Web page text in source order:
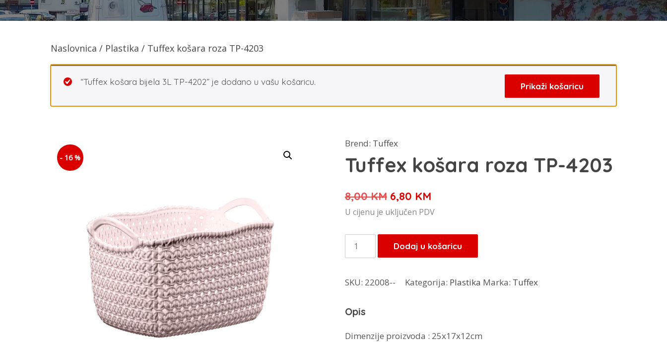
Naslovnica / Plastika / Tuffex košara roza TP-4203
“Tuffex košara bijela 3L TP-4202” je dodano u vašu košaricu. Prikaži košaricu
- 16 %
Brend: Tuffex
Tuffex košara roza TP-4203
8,00KM Izvorna
cijena
je:
8,00 KM.
6,80 KMTrenutna
cijena
6,80 KM.
U cijenu je uključen PDV
Tuffex
košara
TP-
količina
Dodaj u košaricu
SKU: 22008-- Kategorija: Plastika Marka: Tuffex
Opis
Dimenzije proizvoda : 25x17x12cm